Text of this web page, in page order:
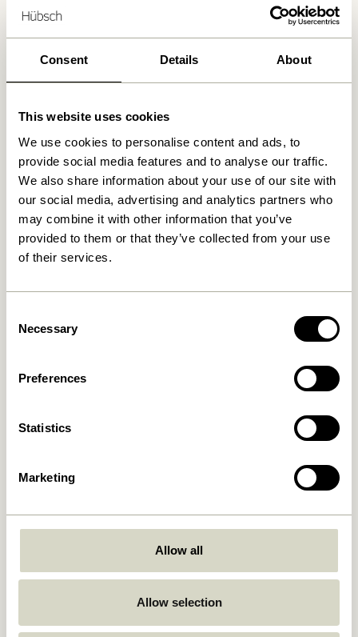
Consent Details About
This website uses cookies
We use cookies to personalise content and ads, to
provide social media features and to analyse our traffic.
We also share information about your use of our site with
our social media, advertising and analytics partners who
may combine it with other information that you’ve
provided to them or that they’ve collected from your use
of their services.
Selection
Necessary
Preferences
Statistics
Marketing
Allow all
Allow selection
Kostenlose Lieferung über
Beige/Braun/Rotbraun
In den warenkorb
469,00kr.
In den warenkorb